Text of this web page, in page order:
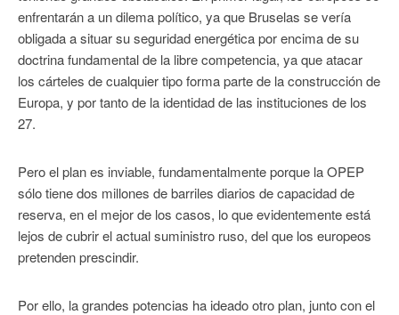
enfrentarán a un dilema político, ya que Bruselas se vería
obligada a situar su seguridad energética por encima de su
doctrina fundamental de la libre competencia, ya que atacar
los cárteles de cualquier tipo forma parte de la construcción de
Europa, y por tanto de la identidad de las instituciones de los
27.
Pero el plan es inviable, fundamentalmente porque la OPEP
sólo tiene dos millones de barriles diarios de capacidad de
reserva, en el mejor de los casos, lo que evidentemente está
lejos de cubrir el actual suministro ruso, del que los europeos
pretenden prescindir.
Por ello, la grandes potencias ha ideado otro plan, junto con el